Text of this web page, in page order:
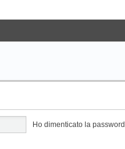
Ho dimenticato la password